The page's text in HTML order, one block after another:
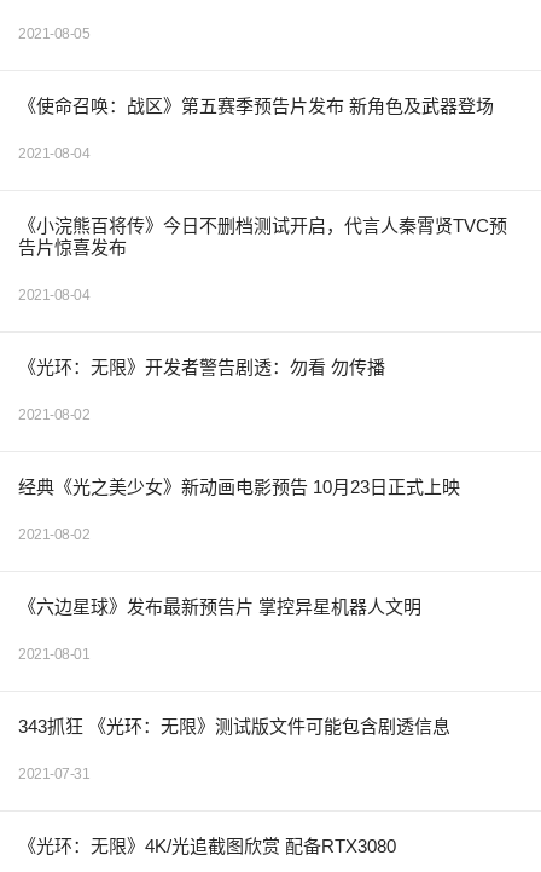
2021-08-05
《使命召唤：战区》第五赛季预告片发布 新角色及武器登场
2021-08-04
《小浣熊百将传》今日不删档测试开启，代言人秦霄贤TVC预
告片惊喜发布
2021-08-04
《光环：无限》开发者警告剧透：勿看 勿传播
2021-08-02
经典《光之美少女》新动画电影预告 10月23日正式上映
2021-08-02
《六边星球》发布最新预告片 掌控异星机器人文明
2021-08-01
343抓狂 《光环：无限》测试版文件可能包含剧透信息
2021-07-31
《光环：无限》4K/光追截图欣赏 配备RTX3080